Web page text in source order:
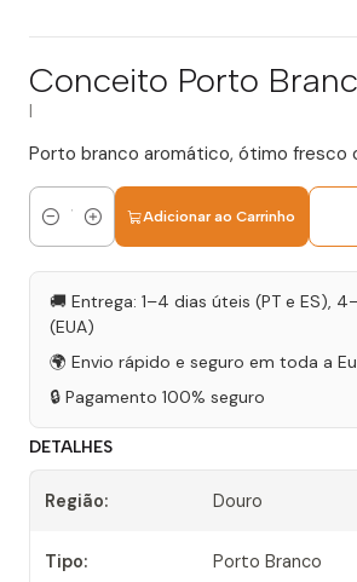
Conceito Porto
Porto branco aromático, ótimo fresco
Quantidade
Adicionar ao Carrinho
🚚 Entrega: 1–4 dias úteis (PT e ES),
(EUA)
🌍 Envio rápido e seguro em toda a
🔒 Pagamento 100% seguro
DETALHES
Região: Douro
Tipo: Porto Branco